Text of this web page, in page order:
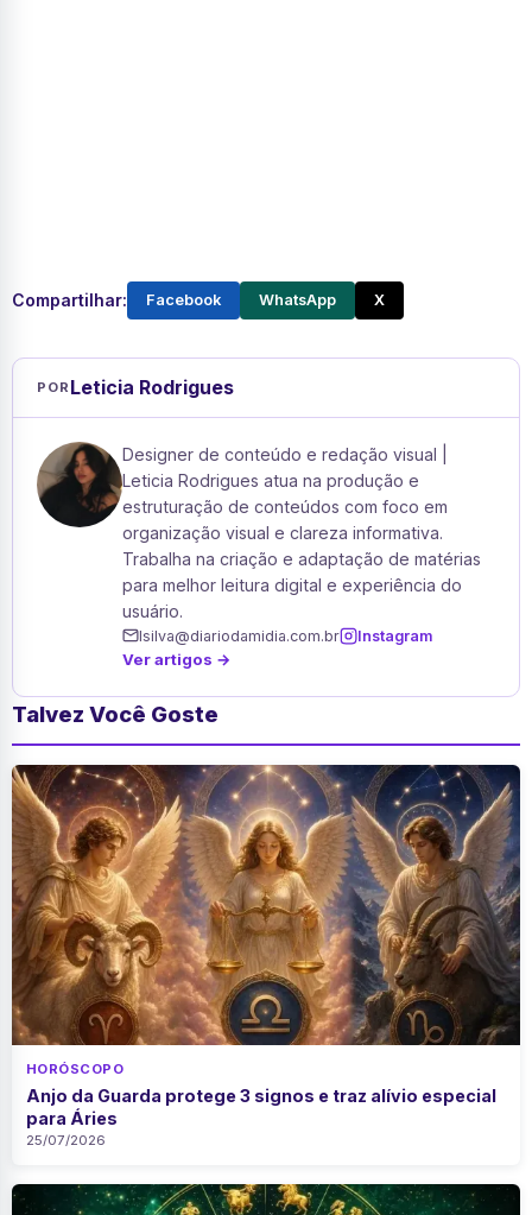
Compartilhar: Facebook WhatsApp X
POR Leticia Rodrigues
Designer de conteúdo e redação visual |
Leticia Rodrigues atua na produção e
estruturação de conteúdos com foco em
organização visual e clareza informativa.
Trabalha na criação e adaptação de matérias
para melhor leitura digital e experiência do
usuário.
lsilva@diariodamidia.com.br Instagram
Ver artigos →
Talvez Você Goste
HORÓSCOPO
Anjo da Guarda protege 3 signos e traz alívio especial
para Áries
25/07/2026